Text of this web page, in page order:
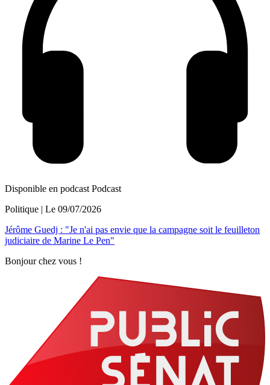
Disponible en podcast Podcast
Politique | Le 09/07/2026
Jérôme Guedj : "Je n'ai pas envie que la campagne soit le feuilleton
judiciaire de Marine Le Pen"
Bonjour chez vous !